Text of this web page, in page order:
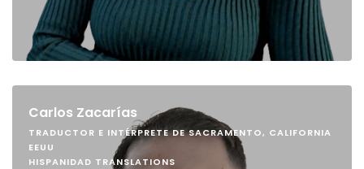
Carlos Zacarías
TRADUCTOR E INTÉRPRETE DE SACRAMENTO, CALIFORNIA
EEUU
HISPANIDAD TRANSLATIONS